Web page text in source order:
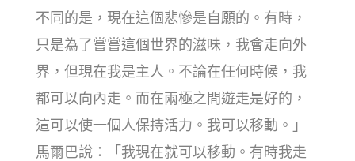
不同的是，現在這個悲慘是自願的。有時，
只是為了嘗嘗這個世界的滋味，我會走向外
界，但現在我是主人。不論在任何時候，我
都可以向內走。而在兩極之間遊走是好的，
這可以使一個人保持活力。我可以移動。」
馬爾巴說：「我現在就可以移動。有時我走